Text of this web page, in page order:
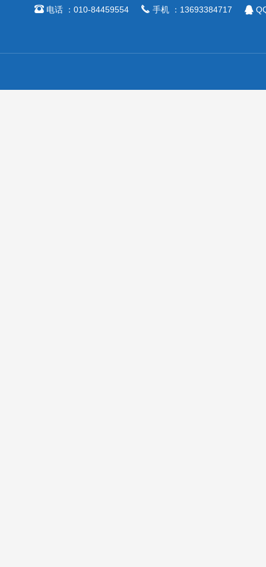
电话 ：010-84459554  手机 ：13693384717 